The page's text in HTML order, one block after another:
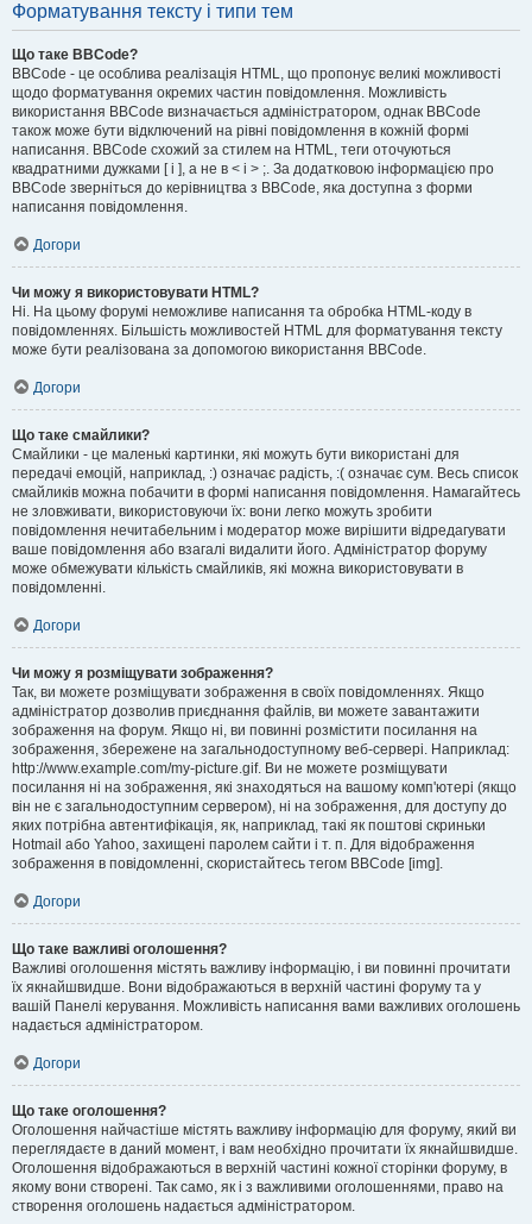
Форматування тексту і типи тем
Що таке BBCode?
BBCode - це особлива реалізація HTML, що пропонує великі можливості
щодо форматування окремих частин повідомлення. Можливість
використання BBCode визначається адміністратором, однак BBCode
також може бути відключений на рівні повідомлення в кожній формі
написання. BBCode схожий за стилем на HTML, теги оточуються
квадратними дужками [ і ], а не в < і > ;. За додатковою інформацією про
BBCode зверніться до керівництва з BBCode, яка доступна з форми
написання повідомлення.
Догори
Чи можу я використовувати HTML?
Ні. На цьому форумі неможливе написання та обробка HTML-коду в
повідомленнях. Більшість можливостей HTML для форматування тексту
може бути реалізована за допомогою використання BBCode.
Догори
Що таке смайлики?
Смайлики - це маленькі картинки, які можуть бути використані для
передачі емоцій, наприклад, :) означає радість, :( означає сум. Весь список
смайликів можна побачити в формі написання повідомлення. Намагайтесь
не зловживати, використовуючи їх: вони легко можуть зробити
повідомлення нечитабельним і модератор може вирішити відредагувати
ваше повідомлення або взагалі видалити його. Адміністратор форуму
може обмежувати кількість смайликів, які можна використовувати в
повідомленні.
Догори
Чи можу я розміщувати зображення?
Так, ви можете розміщувати зображення в своїх повідомленнях. Якщо
адміністратор дозволив приєднання файлів, ви можете завантажити
зображення на форум. Якщо ні, ви повинні розмістити посилання на
зображення, збережене на загальнодоступному веб-сервері. Наприклад:
http://www.example.com/my-picture.gif. Ви не можете розміщувати
посилання ні на зображення, які знаходяться на вашому комп'ютері (якщо
він не є загальнодоступним сервером), ні на зображення, для доступу до
яких потрібна автентифікація, як, наприклад, такі як поштові скриньки
Hotmail або Yahoo, захищені паролем сайти і т. п. Для відображення
зображення в повідомленні, скористайтесь тегом BBCode [img].
Догори
Що таке важливі оголошення?
Важливі оголошення містять важливу інформацію, і ви повинні прочитати
їх якнайшвидше. Вони відображаються в верхній частині форуму та у
вашій Панелі керування. Можливість написання вами важливих оголошень
надається адміністратором.
Догори
Що таке оголошення?
Оголошення найчастіше містять важливу інформацію для форуму, який ви
переглядаєте в даний момент, і вам необхідно прочитати їх якнайшвидше.
Оголошення відображаються в верхній частині кожної сторінки форуму, в
якому вони створені. Так само, як і з важливими оголошеннями, право на
створення оголошень надається адміністратором.